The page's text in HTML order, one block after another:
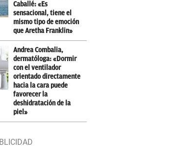
Caballé: «Es
sensacional, tiene el
mismo tipo de emoción
que Aretha Franklin»
Andrea Combalia,
dermatóloga: «Dormir
con el ventilador
orientado directamente
hacia la cara puede
favorecer la
deshidratación de la
piel»